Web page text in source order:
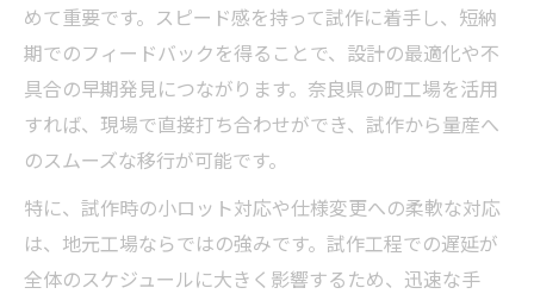
めて重要です。スピード感を持って試作に着手し、短納
期でのフィードバックを得ることで、設計の最適化や不
具合の早期発見につながります。奈良県の町工場を活用
すれば、現場で直接打ち合わせができ、試作から量産へ
のスムーズな移行が可能です。
特に、試作時の小ロット対応や仕様変更への柔軟な対応
は、地元工場ならではの強みです。試作工程での遅延が
全体のスケジュールに大きく影響するため、迅速な手